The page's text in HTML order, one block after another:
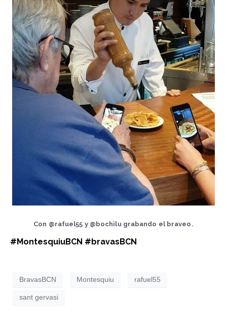
Con @rafuel55 y @bochilu grabando el braveo.
#MontesquiuBCN #bravasBCN
BravasBCN Montesquiu rafuel55
sant gervasi